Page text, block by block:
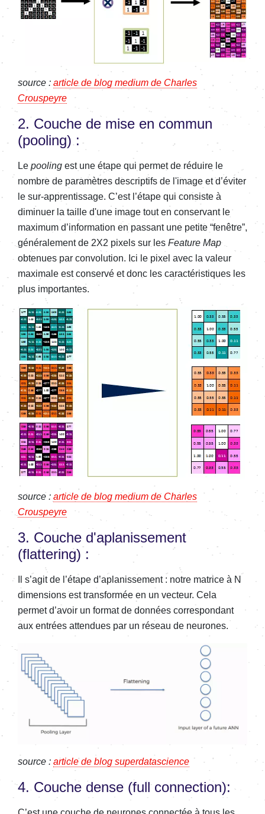
source : article de blog medium de Charles
Crouspeyre
2. Couche de mise en commun
(pooling) :
Le pooling est une étape qui permet de réduire le
nombre de paramètres descriptifs de l'image et d’éviter
le sur-apprentissage. C’est l’étape qui consiste à
diminuer la taille d'une image tout en conservant le
maximum d’information en passant une petite “fenêtre”,
généralement de 2X2 pixels sur les Feature Map
obtenues par convolution. Ici le pixel avec la valeur
maximale est conservé et donc les caractéristiques les
plus importantes.
source : article de blog medium de Charles
Crouspeyre
3. Couche d'aplanissement
(flattering) :
Il s’agit de l’étape d’aplanissement : notre matrice à N
dimensions est transformée en un vecteur. Cela
permet d’avoir un format de données correspondant
aux entrées attendues par un réseau de neurones.
source : article de blog superdatascience
4. Couche dense (full connection):